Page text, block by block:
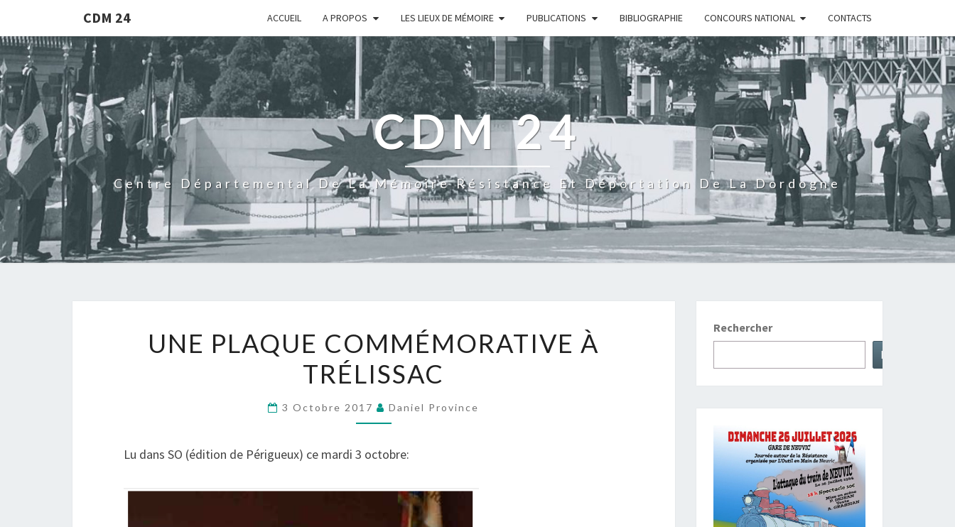
CDM 24 ACCUEIL A PROPOS LES LIEUX DE MÉMOIRE PUBLICATIONS BIBLIOGRAPHIE CONCOURS NATIONAL CONTACTS
CDM 24
Centre Départemental De La Mémoire Résistance Et Déportation De La Dordogne
PLAQUE
COMMÉMORATIVE
À
TRÉLISSAC
UNE PLAQUE COMMÉMORATIVE À
TRÉLISSAC
3 Octobre 2017 Daniel Province
Lu dans SO (édition de Périgueux) ce mardi 3 octobre:
Rechercher
Rechercher